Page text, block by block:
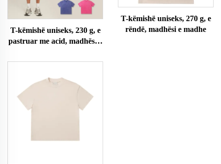
T-këmishë uniseks, 230 g, e
pastruar me acid, madhësi e
T-këmishë uniseks, 270 g, e
rëndë, madhësi e madhe